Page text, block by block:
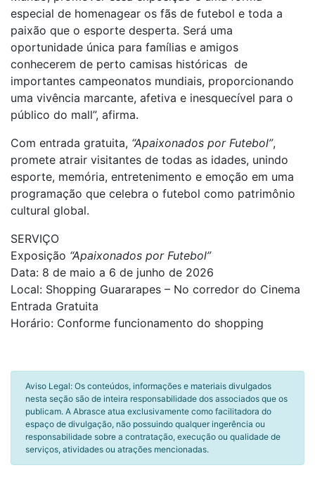
especial de homenagear os fãs de futebol e toda a
paixão que o esporte desperta. Será uma
oportunidade única para famílias e amigos
conhecerem de perto camisas históricas de
importantes campeonatos mundiais, proporcionando
uma vivência marcante, afetiva e inesquecível para o
público do mall”, afirma.
Com entrada gratuita, “Apaixonados por Futebol”,
promete atrair visitantes de todas as idades, unindo
esporte, memória, entretenimento e emoção em uma
programação que celebra o futebol como patrimônio
cultural global.
SERVIÇO
Exposição “Apaixonados por Futebol”
Data: 8 de maio a 6 de junho de 2026
Local: Shopping Guararapes – No corredor do Cinema
Entrada Gratuita
Horário: Conforme funcionamento do shopping
Aviso Legal: Os conteúdos, informações e materiais divulgados
nesta seção são de inteira responsabilidade dos associados que os
publicam. A Abrasce atua exclusivamente como facilitadora do
espaço de divulgação, não possuindo qualquer ingerência ou
responsabilidade sobre a contratação, execução ou qualidade de
serviços, atividades ou atrações mencionadas.